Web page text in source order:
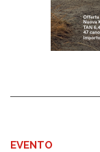
EVENTO